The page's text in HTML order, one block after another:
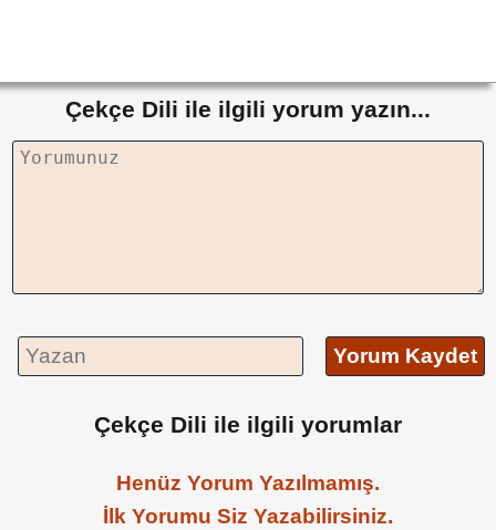
Çekçe Dili ile ilgili yorum yazın...
Yorum Kaydet
Çekçe Dili ile ilgili yorumlar
Henüz Yorum Yazılmamış.
İlk Yorumu Siz Yazabilirsiniz.